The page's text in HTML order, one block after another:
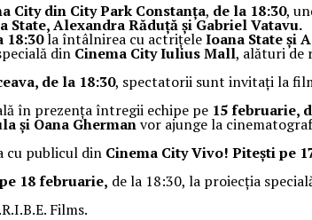
City din City Park Constanța, de la 18:30,
State, Alexandra Răduță și Gabriel Vatavu.
18:30la întâlnirea cu actrițeleIoana State și
din Cinema City Iulius Mall, alături de
de la 18:30, spectatorii sunt invitați la
în prezența întregii echipe pe 15 februarie,
și Oana Ghermanvor ajunge la
cu publicul din Cinema City Vivo! Pitești pe
18 februarie, de la 18:30, la proiecția
Films.